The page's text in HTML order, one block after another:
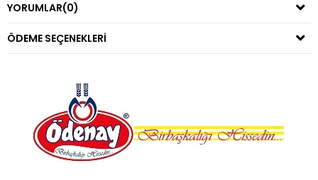
YORUMLAR(0)
ÖDEME SEÇENEKLERI